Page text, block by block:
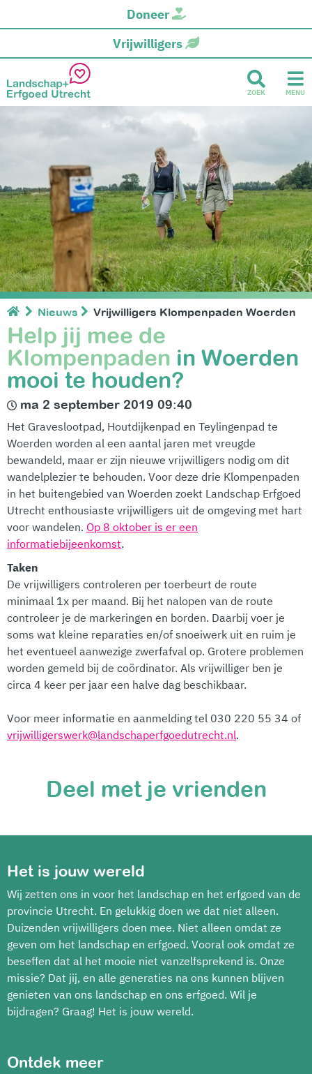
Doneer
Vrijwilligers
ZOEK MENU
Nieuws Vrijwilligers Klompenpaden Woerden
Help jij mee de
Klompenpaden in Woerden
mooi te houden?
ma 2 september 2019 09:40
Het Graveslootpad, Houtdijkenpad en Teylingenpad te
Woerden worden al een aantal jaren met vreugde
bewandeld, maar er zijn nieuwe vrijwilligers nodig om dit
wandelplezier te behouden. Voor deze drie Klompenpaden
in het buitengebied van Woerden zoekt Landschap Erfgoed
Utrecht enthousiaste vrijwilligers uit de omgeving met hart
voor wandelen. Op 8 oktober is er een
informatiebijeenkomst.
Taken
De vrijwilligers controleren per toerbeurt de route
minimaal 1x per maand. Bij het nalopen van de route
controleer je de markeringen en borden. Daarbij voer je
soms wat kleine reparaties en/of snoeiwerk uit en ruim je
het eventueel aanwezige zwerfafval op. Grotere problemen
worden gemeld bij de coördinator. Als vrijwilliger ben je
circa 4 keer per jaar een halve dag beschikbaar.
Voor meer informatie en aanmelding tel 030 220 55 34 of
vrijwilligerswerk@landschaperfgoedutrecht.nl.
Deel met je vrienden
Het is jouw wereld
Wij zetten ons in voor het landschap en het erfgoed van de
provincie Utrecht. En gelukkig doen we dat niet alleen.
Duizenden vrijwilligers doen mee. Niet alleen omdat ze
geven om het landschap en erfgoed. Vooral ook omdat ze
beseffen dat al het mooie niet vanzelfsprekend is. Onze
missie? Dat jij, en alle generaties na ons kunnen blijven
genieten van ons landschap en ons erfgoed. Wil je
bijdragen? Graag! Het is jouw wereld.
Ontdek meer